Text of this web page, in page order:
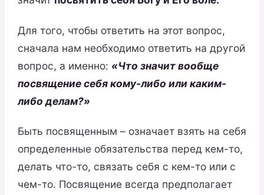
Для того, чтобы ответить на этот вопрос,
сначала нам необходимо ответить на другой
вопрос, а именно: «Что значит вообще
посвящение себя кому-либо или каким-
либо делам?»
Быть посвященным – означает взять на себя
определенные обязательства перед кем-то,
делать что-то, связать себя с кем-то или с
чем-то. Посвящение всегда предполагает